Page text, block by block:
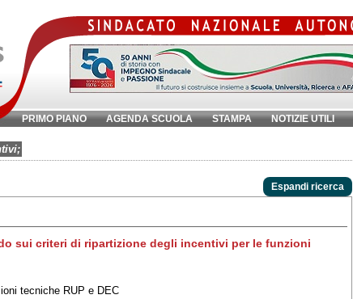
PRIMO PIANO AGENDA SCUOLA STAMPA NOTIZIE UTILI
chiave:
Espandi ricerca
sui criteri di ripartizione degli incentivi per le funzioni
tecniche RUP e DEC